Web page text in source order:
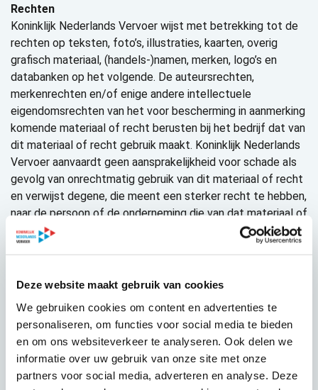
Deze website maakt gebruik van cookies
We gebruiken cookies om content en advertenties te
personaliseren, om functies voor social media te bieden
en om ons websiteverkeer te analyseren. Ook delen we
informatie over uw gebruik van onze site met onze
partners voor social media, adverteren en analyse. Deze
Rechten
Koninklijk Nederlands Vervoer wijst met betrekking tot de
rechten op teksten, foto’s, illustraties, kaarten, overig
grafisch materiaal, (handels-)namen, merken, logo’s en
databanken op het volgende. De auteursrechten,
merkenrechten en/of enige andere intellectuele
eigendomsrechten van het voor bescherming in aanmerking
komende materiaal of recht berusten bij het bedrijf dat van
dit materiaal of recht gebruik maakt. Koninklijk Nederlands
Vervoer aanvaardt geen aansprakelijkheid voor schade als
gevolg van onrechtmatig gebruik van dit materiaal of recht
en verwijst degene, die meent een sterker recht te hebben,
naar de persoon of de onderneming die van dat materiaal of
recht gebruik maakt.
Indien en voor zover Koninklijk Nederlands Vervoer beschikt
inbreuk maakt op enig auteurs-, merken- of intellectueel
eigendomsrecht, verschaft Koninklijk Nederlands Vervoer
deze gegevens niet aan de persoon of onderneming die
meent een sterker recht te hebben, tenzij de weigering tot
het verschaffen als onredelijk of onrechtmatig dient te
worden beoordeeld, dan wel dit dient te geschieden ter